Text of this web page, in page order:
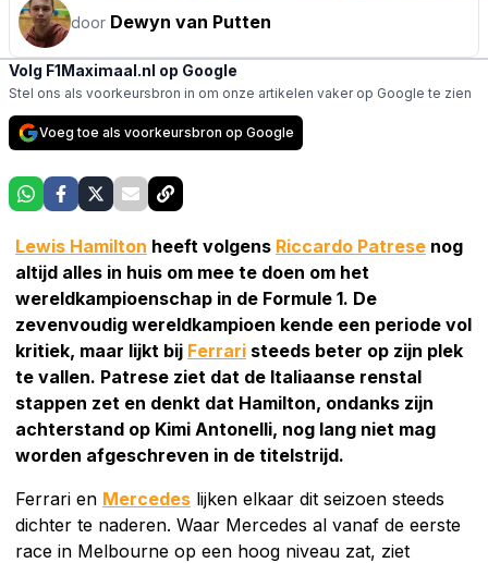
door Dewyn van Putten
Volg F1Maximaal.nl op Google
Stel ons als voorkeursbron in om onze artikelen vaker op Google te zien
Voeg toe als voorkeursbron op Google
Lewis Hamilton heeft volgens Riccardo Patrese nog
altijd alles in huis om mee te doen om het
wereldkampioenschap in de Formule 1. De
zevenvoudig wereldkampioen kende een periode vol
kritiek, maar lijkt bij Ferrari steeds beter op zijn plek
te vallen. Patrese ziet dat de Italiaanse renstal
stappen zet en denkt dat Hamilton, ondanks zijn
achterstand op Kimi Antonelli, nog lang niet mag
worden afgeschreven in de titelstrijd.
Ferrari en Mercedes lijken elkaar dit seizoen steeds
dichter te naderen. Waar Mercedes al vanaf de eerste
race in Melbourne op een hoog niveau zat, ziet